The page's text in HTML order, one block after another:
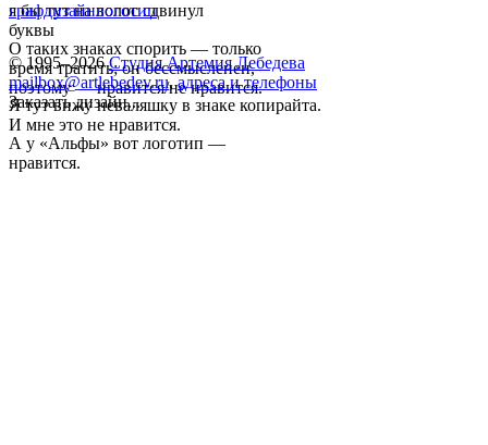
я бы тут на волос сдвинул
буквы
О таких знаках спорить — только
время тратить; он бессмысленен,
поэтому — нравится/не нравится.
Я тут вижу неваляшку в знаке копирайта.
И мне это не нравится.
А у «Альфы» вот логотип —
нравится.
графдизайнлоготип
© 1995–2026 Студия Артемия Лебедева
mailbox@artlebedev.ru, адреса и телефоны
Заказать дизайн...